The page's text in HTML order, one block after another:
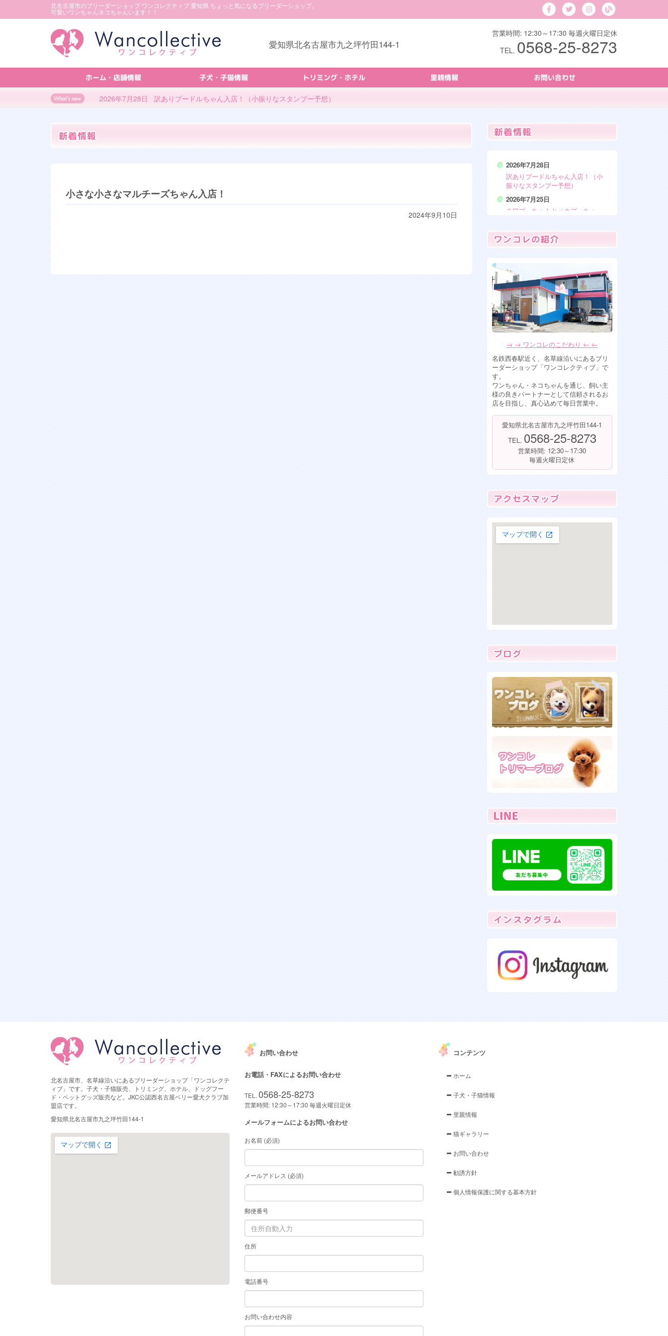
北名古屋市のブリーダーショップ ワンコレクティブ 愛知県 ちょっと気になるブリーダーショップ。
可愛いワンちゃんネコちゃんいます！！
愛知県北名古屋市九之坪竹田144-1
営業時間: 12:30～17:30 毎週火曜日定休
TEL. 0568-25-8273
ホーム・店舗情報 子犬・子猫情報 トリミング・ホテル 里親情報 お問い合わせ
2026年7月28日 訳ありプードルちゃん入店！（小振りなスタンプー予想）
小さな小さなマルチーズちゃん入店！
2024年9月10日
2026年7月28日
訳ありプードルちゃん入店！（小
振りなスタンプー予想）
2026年7月25日
チワプーちゃんとペキプーちゃ
2026年7月7日
フレンチブルドッグ女の子 残り2
2026年6月15日
トイプードル 女の子 入店
2026年6月13日
ペキプー ミックス犬の女の子入
店！
2026年6月10日
します！
2026年5月28日
可愛すぎるミックス犬女の子達入
店！ チワプー&マルシーズー
2026年4月6日
ポメションMIX犬男の子、トイプ
ードル女の子入店！
2026年4月2日
フワモコなミックス犬の男の子が
入店！可愛い！
2026年1月30日
→ → ワンコレのこだわり ← ←
名鉄西春駅近く、名草線沿いにあるブリ
ーダーショップ「ワンコレクティブ」で
す。
ワンちゃん・ネコちゃんを通じ、飼い主
様の良きパートナーとして信頼されるお
店を目指し、真心込めて毎日営業中。
愛知県北名古屋市九之坪竹田144-1
TEL. 0568-25-8273
営業時間: 12:30～17:30
毎週火曜日定休
大きな地図で見る
北名古屋市、名草線沿いにあるブリーダーショップ「ワンコレクテ
ィブ」です。子犬・子猫販売、トリミング、ホテル、ドッグフー
ド・ペットグッズ販売など。JKC公認西名古屋ベリー愛犬クラブ加
盟店です。
愛知県北名古屋市九之坪竹田144-1
大きな地図で見る
お問い合わせ
お電話・FAXによるお問い合わせ
TEL. 0568-25-8273
営業時間: 12:30～17:30 毎週火曜日定休
メールフォームによるお問い合わせ
お名前 (必須)
メールアドレス (必須)
郵便番号
住所
電話番号
お問い合わせ内容
コンテンツ
ホーム
子犬・子猫情報
里親情報
猫ギャラリー
お問い合わせ
勧誘方針
個人情報保護に関する基本方針